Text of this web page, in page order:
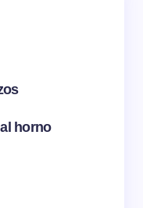
horno